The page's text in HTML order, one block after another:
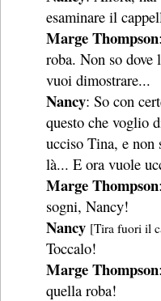
esaminare il
Marge Thompson
roba. Non so dove
vuoi dimostrare...
Nancy: So con
questo che voglio
ucciso Tina, e
là... E ora vuole
Marge Thompson
sogni, Nancy!
Nancy [Tira fuori il
Toccalo!
Marge Thompson
quella roba!